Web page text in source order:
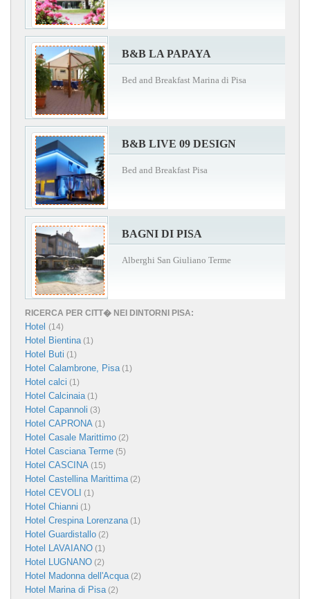
B&B LA PAPAYA
Bed and Breakfast Marina di Pisa
B&B LIVE 09 DESIGN
Bed and Breakfast Pisa
BAGNI DI PISA
Alberghi San Giuliano Terme
RICERCA PER CITT� NEI DINTORNI PISA:
Hotel (14)
Hotel Bientina(1)
Hotel Buti (1)
Hotel Calambrone, Pisa(1)
Hotel calci (1)
Hotel Calcinaia(1)
Hotel Capannoli (3)
Hotel CAPRONA (1)
Hotel Casale Marittimo (2)
Hotel Casciana Terme (5)
Hotel CASCINA (15)
Hotel Castellina Marittima(2)
Hotel CEVOLI (1)
Hotel Chianni (1)
Hotel Crespina Lorenzana(1)
Hotel Guardistallo (2)
Hotel LAVAIANO (1)
Hotel LUGNANO (2)
Hotel Madonna dell'Acqua(2)
Hotel Marina di Pisa(2)